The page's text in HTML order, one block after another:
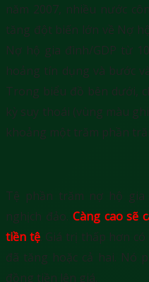
năm 2007, nhiều nước
tăng đột biến lớn về Nợ
Nợ hộ gia đình/GDP từ
hoảng tín dụng và bước
Trong biểu đồ bên dưới,
kỳ suy thoái (vùng màu
khoảng một trăm phần
Tệ phần trăm nợ hộ
nghịch đảo. Càng cao sẽ
tiền tệ. Giá trị thấp hơn
đã tăng hoặc cả hai. Nó
đồng tiền lên giá.